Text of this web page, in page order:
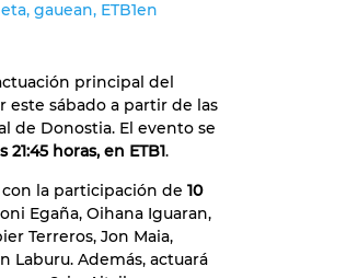
gauean, ETB1en
principal del
este sábado a partir de las
de Donostia. El evento se
21:45 horas, en ETB1.
la participación de 10
Egaña, Oihana Iguaran,
Terreros, Jon Maia,
Laburu. Además, actuará